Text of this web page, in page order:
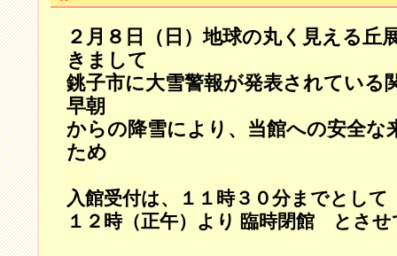
２月８日（日）地球の丸く見える丘
きまして
銚子市に大雪警報が発表されている
早朝
からの降雪により、当館への安全な
ため
入館受付は、１１時３０分までとして
１２時（正午）より 臨時閉館 とさ